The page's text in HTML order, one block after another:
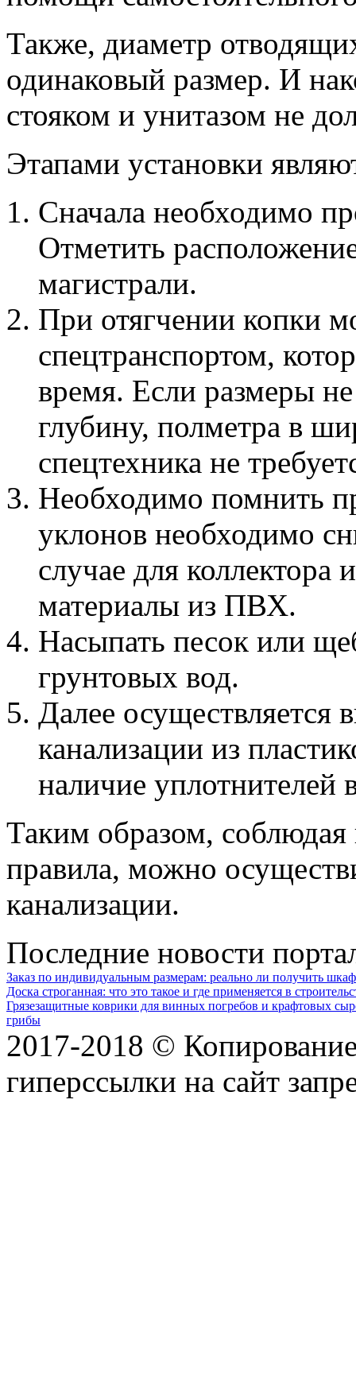
Также, диаметр
одинаковый размер. И
стояком и унитазом не
Этапами установки
Сначала необходимо
Отметить
магистрали.
При отягчении копки
спецтранспортом,
время. Если размеры
глубину, полметра в
спецтехника не
Необходимо помнить
уклонов необходимо
случае для коллектора
материалы из ПВХ.
Насыпать песок или
грунтовых вод.
Далее
канализации из
наличие уплотнителей
Таким образом, соблюдая
правила, можно
канализации.
Последние новости
Заказ по индивидуальным размерам: реально ли получить
Доска строганная: что это такое и где применяется в
Грязезащитные коврики для винных погребов и крафтовых
грибы
2017-2018 ©
гиперссылки на сайт